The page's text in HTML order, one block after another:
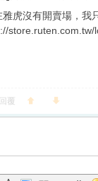
雅虎沒有開賣場，我
store.ruten.com.tw/
回覆